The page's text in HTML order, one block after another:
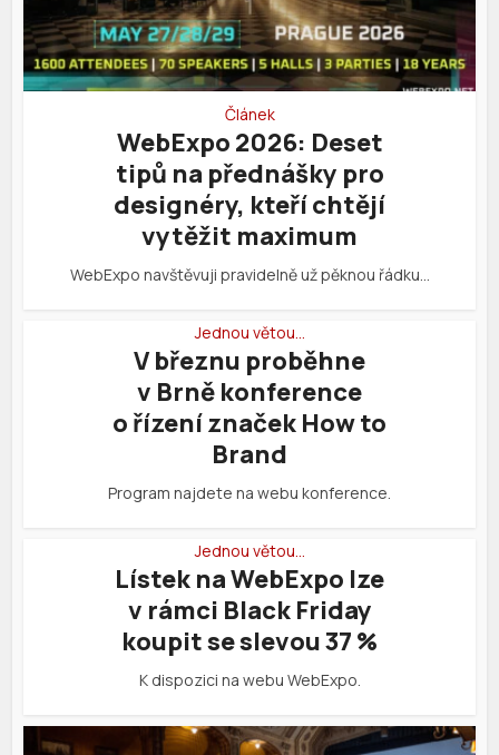
Článek
WebExpo 2026: Deset
tipů na přednášky pro
designéry, kteří chtějí
vytěžit maximum
WebExpo navštěvuji pravidelně už pěknou řádku…
Jednou větou…
V březnu proběhne
v Brně konference
o řízení značek How to
Brand
Program najdete na webu konference.
Jednou větou…
Lístek na WebExpo lze
v rámci Black Friday
koupit se slevou 37 %
K dispozici na webu WebExpo.